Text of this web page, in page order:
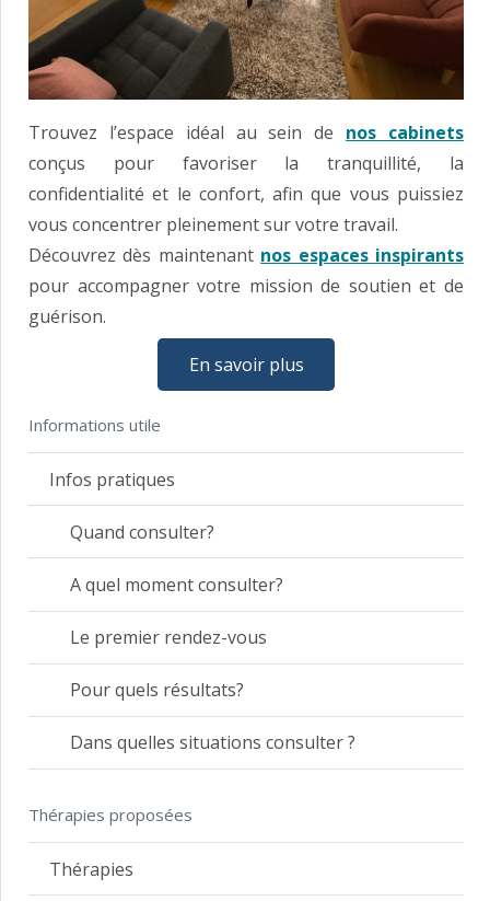
Trouvez l’espace idéal au sein de nos cabinets
conçus pour favoriser la tranquillité, la
confidentialité et le confort, afin que vous puissiez
vous concentrer pleinement sur votre travail.
Découvrez dès maintenant nos espaces inspirants
pour accompagner votre mission de soutien et de
guérison.
En savoir plus
Informations utile
Infos pratiques
Quand consulter?
A quel moment consulter?
Le premier rendez-vous
Pour quels résultats?
Dans quelles situations consulter ?
Thérapies proposées
Thérapies